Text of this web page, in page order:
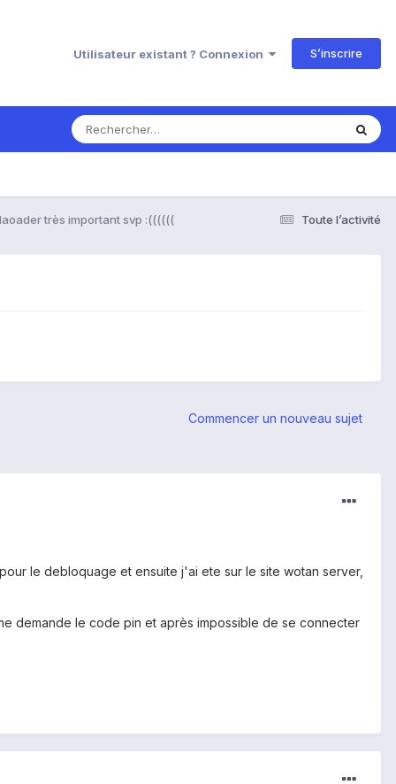
Utilisateur existant ? Connexion S’inscrire
Toute l’activité
très important svp :((((((
Commencer un nouveau sujet
le debloquage et ensuite j'ai ete sur le site wotan server,
demande le code pin et après impossible de se connecter